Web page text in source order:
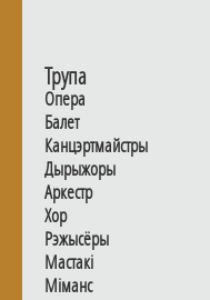
Трупа
Опера
Балет
Канцэртмайстры
Дырыжоры
Аркестр
Хор
Рэжысёры
Мастакі
Мiманс